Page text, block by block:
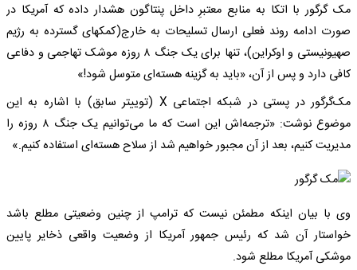
مک گرگور با اتکا به منابع معتبرِ داخل پنتاگون هشدار داده که آمریکا در
صورت ادامه روند فعلی ارسال تسلیحات به خارج(کمکهای گسترده به رژیم
صهیونیستی و اوکراین)، تنها برای یک جنگ ۸ روزه موشک تهاجمی و دفاعی
کافی دارد و پس از آن، «باید به گزینه هسته‌ای متوسل شود!»
مک‌گرگور در پستی در شبکه اجتماعی X (توییتر سابق) با اشاره به این
موضوع نوشت: «ترجمه‌اش این است که ما می‌توانیم یک جنگ ۸ روزه را
مدیریت کنیم، بعد از آن مجبور خواهیم شد از سلاح هسته‌ای استفاده کنیم.»
وی با بیان اینکه مطمئن نیست که ترامپ از چنین وضعیتی مطلع باشد
خواستار آن شد که رئیس جمهور آمریکا از وضعیت واقعی ذخایر پایین
موشکی آمریکا مطلع شود.